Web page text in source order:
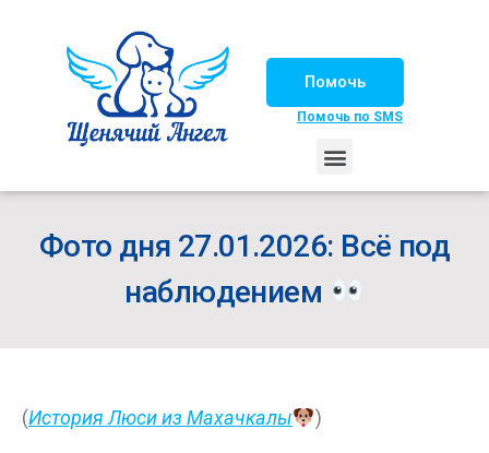
Помочь
Помочь по SMS
Фото дня 27.01.2026: Всё под
наблюдением
(История Люси из Махачкалы )